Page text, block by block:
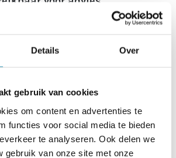
Details Over
gebruik van cookies
om content en advertenties te
functies voor social media te bieden
te analyseren. Ook delen we
gebruik van onze site met onze
over je aankoop